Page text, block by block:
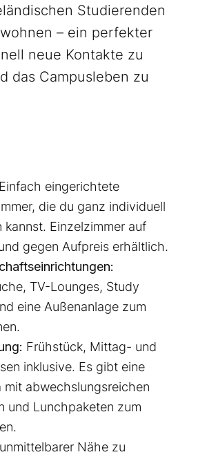
Studierenden
– ein perfekter
neue Kontakte zu
das Campusleben zu
Einfach eingerichtete
die du ganz individuell
kannst. Einzelzimmer auf
gegen Aufpreis erhältlich.
TV-Lounges, Study
eine Außenanlage zum
Frühstück, Mittag- und
inklusive. Es gibt eine
mit abwechslungsreichen
und Lunchpaketen zum
Nähe zu